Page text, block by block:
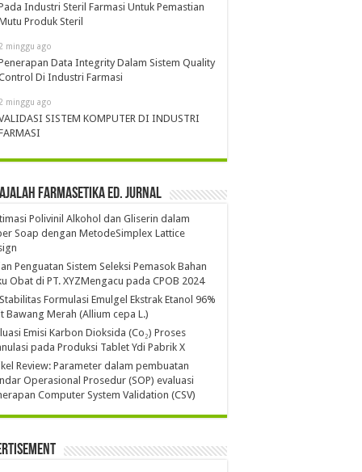
Industri Steril Farmasi Untuk Pemastian
Produk Steril
minggu ago
Data Integrity Dalam Sistem Quality
Di Industri Farmasi
minggu ago
SISTEM KOMPUTER DI INDUSTRI
Farmasetika Ed. Jurnal
Polivinil Alkohol dan Gliserin dalam
Soap dengan MetodeSimplex Lattice
Penguatan Sistem Seleksi Pemasok Bahan
Obat di PT. XYZMengacu pada CPOB 2024
Formulasi Emulgel Ekstrak Etanol 96%
Bawang Merah (Allium cepa L.)
Emisi Karbon Dioksida (Co₂) Proses
pada Produksi Tablet Ydi Pabrik X
Review: Parameter dalam pembuatan
Operasional Prosedur (SOP) evaluasi
Computer System Validation (CSV)